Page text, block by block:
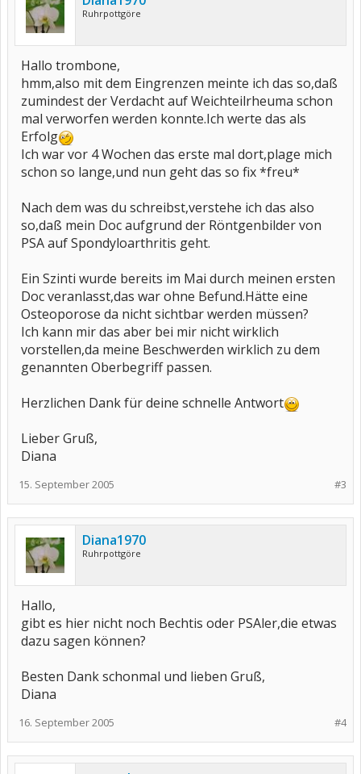
Ruhrpottgöre
Hallo trombone,
hmm,also mit dem Eingrenzen meinte ich das so,daß
zumindest der Verdacht auf Weichteilrheuma schon
mal verworfen werden konnte.Ich werte das als
Erfolg
Ich war vor 4 Wochen das erste mal dort,plage mich
schon so lange,und nun geht das so fix *freu*
Nach dem was du schreibst,verstehe ich das also
so,daß mein Doc aufgrund der Röntgenbilder von
PSA auf Spondyloarthritis geht.
Ein Szinti wurde bereits im Mai durch meinen ersten
Doc veranlasst,das war ohne Befund.Hätte eine
Osteoporose da nicht sichtbar werden müssen?
Ich kann mir das aber bei mir nicht wirklich
vorstellen,da meine Beschwerden wirklich zu dem
genannten Oberbegriff passen.
Herzlichen Dank für deine schnelle Antwort
Lieber Gruß,
Diana
#3
15. September 2005
Diana1970
Ruhrpottgöre
Hallo,
gibt es hier nicht noch Bechtis oder PSAler,die etwas
dazu sagen können?
Besten Dank schonmal und lieben Gruß,
Diana
#4
16. September 2005